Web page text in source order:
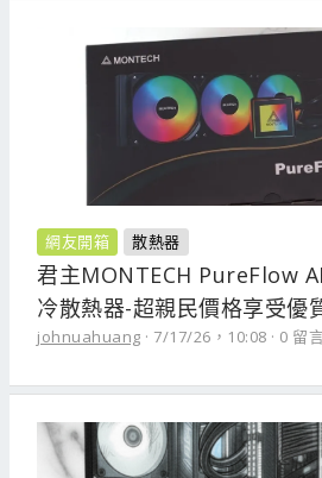
網友開箱 散熱器
君主MONTECH PureFlow
冷散熱器-超親民價格享受優
johnuahuang 7/17/26，10:08 0 留